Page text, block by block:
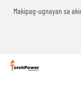
Makipag-ugnayan sa